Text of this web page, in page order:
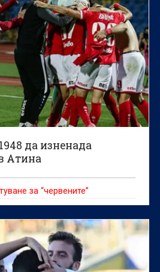
да изненада
Атина
за “червените”